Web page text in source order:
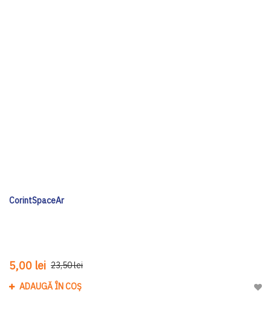
CorintSpaceAr
5,00 lei 23,50 lei
ADAUGĂ ÎN COȘ